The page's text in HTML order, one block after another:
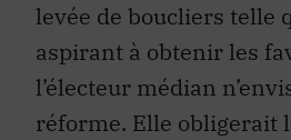
levée de boucliers telle
aspirant à obtenir les
l’électeur médian
réforme. Elle obligerait